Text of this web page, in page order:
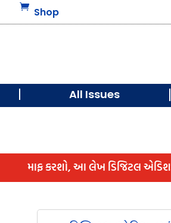
 Shop
All Issues
માફ કરશો, આ લેખ ડિજિટલ